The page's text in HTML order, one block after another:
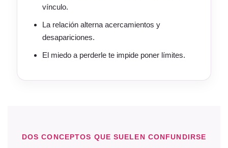
vínculo.
La relación alterna acercamientos y
desapariciones.
El miedo a perderle te impide poner límites.
DOS CONCEPTOS QUE SUELEN CONFUNDIRSE